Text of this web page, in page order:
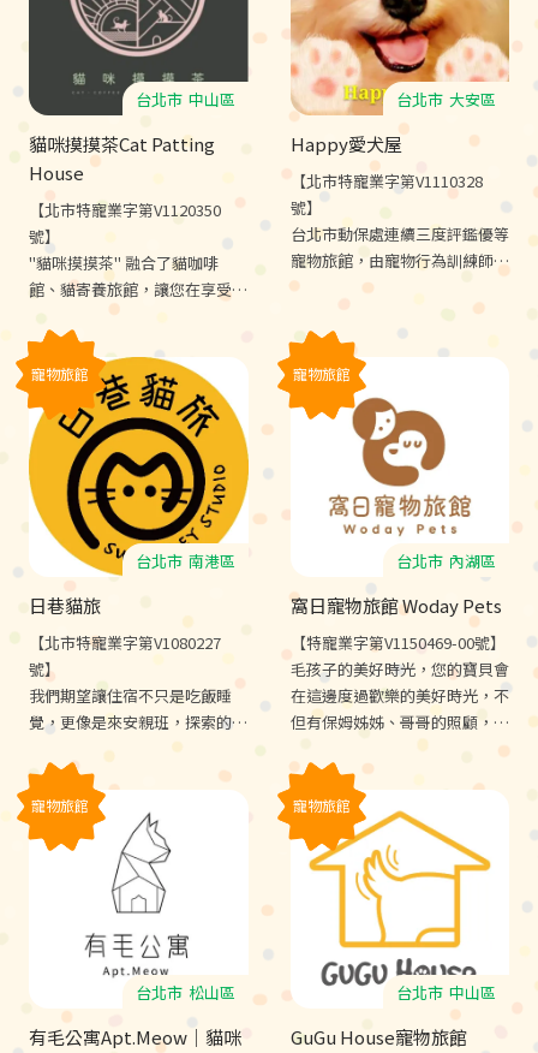
台北市 中山區
貓咪摸摸茶Cat Patting
House
【北市特寵業字第V1120350
號】
"貓咪摸摸茶" 融合了貓咖啡
館、貓寄養旅館，讓您在享受咖
啡的同時，可以與可愛的貓咪互
動。我們還提供獨特的 "貓咪旗
袍瑜珈"，由專業的老師引導您
放鬆身心，享受貓咪帶來的療
癒。不要再等了，歡迎親自來體
驗，讓貓咪們帶給您一個治癒的
午後時光。
台北市 大安區
Happy愛犬屋
【北市特寵業字第V1110328
號】
台北市動保處連續三度評鑑優等
寵物旅館，由寵物行為訓練師及
國際認證寵物照護士24H照顧，
將基礎服從，社會化及減敏訓練
融入寵物照護，讓毛孩住宿兼學
習。
寵物旅館
台北市 南港區
日巷貓旅
【北市特寵業字第V1080227
號】
我們期望讓住宿不只是吃飯睡
覺，更像是來安親班，探索的同
時還能學習社會化，甚至讓住宿
變成玩樂渡假。
寵物旅館
台北市 內湖區
窩日寵物旅館 Woday Pets
【特寵業字第V1150469-00號】
毛孩子的美好時光，您的寶貝會
在這邊度過歡樂的美好時光，不
但有保姆姊姊、哥哥的照顧，還
有其他同學陪伴遊戲，每天還有
公園散步、放風的戶外活動時
間。
寵物旅館
台北市 松山區
有毛公寓Apt.Meow｜貓咪
寵物旅館
台北市 中山區
GuGu House寵物旅館